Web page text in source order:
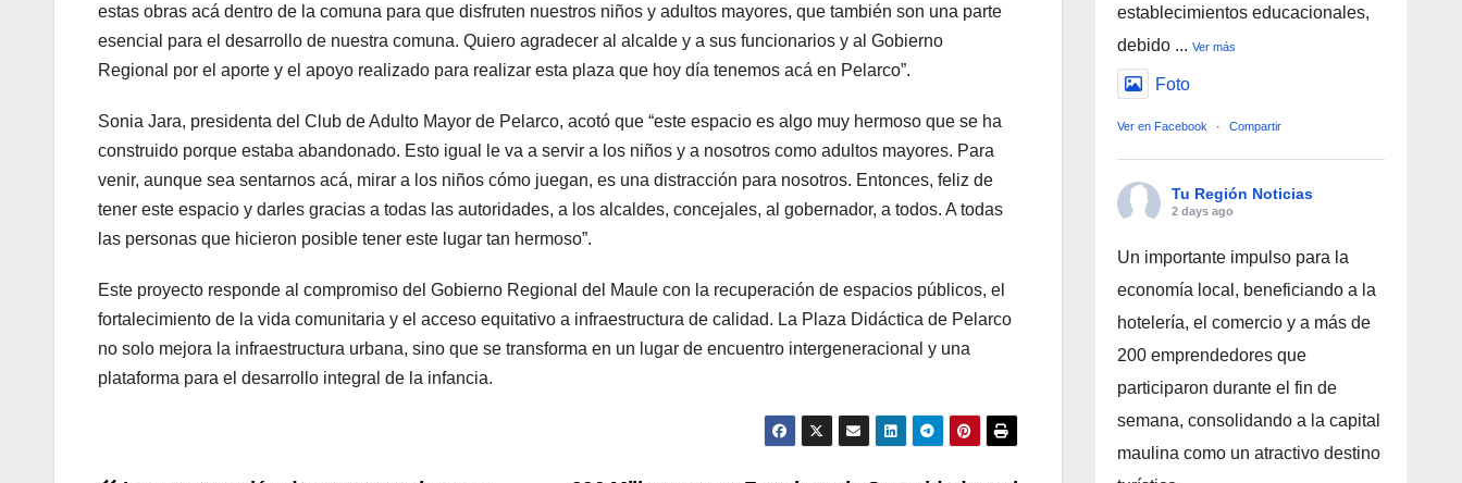
estas obras acá dentro de la comuna para que disfruten nuestros niños y adultos mayores, que también son una parte
esencial para el desarrollo de nuestra comuna. Quiero agradecer al alcalde y a sus funcionarios y al Gobierno
Regional por el aporte y el apoyo realizado para realizar esta plaza que hoy día tenemos acá en Pelarco”.
Sonia Jara, presidenta del Club de Adulto Mayor de Pelarco, acotó que “este espacio es algo muy hermoso que se ha
construido porque estaba abandonado. Esto igual le va a servir a los niños y a nosotros como adultos mayores. Para
venir, aunque sea sentarnos acá, mirar a los niños cómo juegan, es una distracción para nosotros. Entonces, feliz de
tener este espacio y darles gracias a todas las autoridades, a los alcaldes, concejales, al gobernador, a todos. A todas
las personas que hicieron posible tener este lugar tan hermoso”.
Este proyecto responde al compromiso del Gobierno Regional del Maule con la recuperación de espacios públicos, el
fortalecimiento de la vida comunitaria y el acceso equitativo a infraestructura de calidad. La Plaza Didáctica de Pelarco
no solo mejora la infraestructura urbana, sino que se transforma en un lugar de encuentro intergeneracional y una
plataforma para el desarrollo integral de la infancia.
establecimientos educacionales,
debido ... Ver más
Foto
Ver en Facebook · Compartir
Tu Región Noticias
2 days ago
Un importante impulso para la
economía local, beneficiando a la
hotelería, el comercio y a más de
200 emprendedores que
participaron durante el fin de
semana, consolidando a la capital
maulina como un atractivo destino